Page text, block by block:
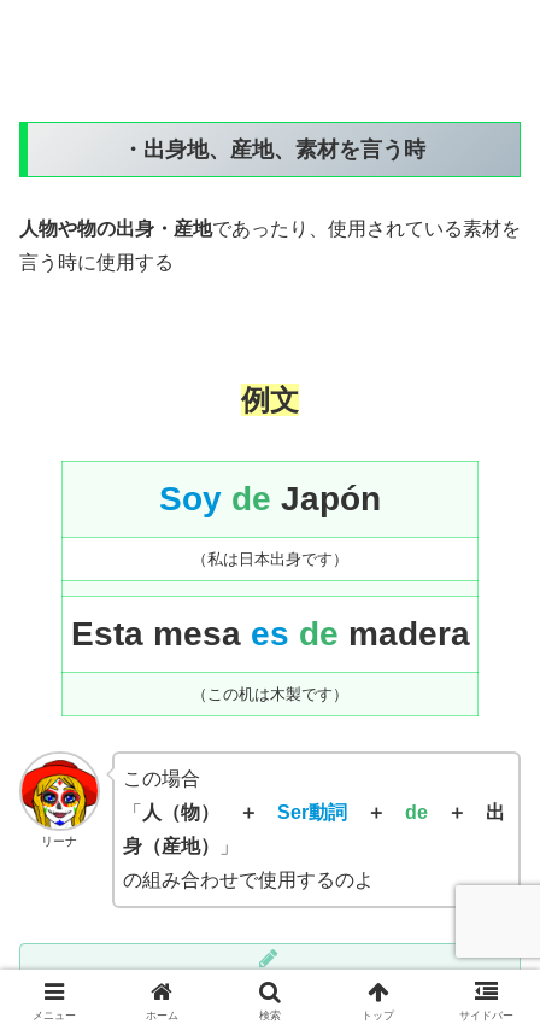
・出身地、産地、素材を言う時
人物や物の出身・産地であったり、使用されている素材を
言う時に使用する
例文
Soy de Japón
（私は日本出身です）
Esta mesa es de madera
（この机は木製です）
リーナ
この場合
「 人（物） ＋ Ser動詞 ＋ de＋ 出
身（産地）
」
の組み合わせで使用するのよ
人物や物の出身・産地・素材を言う時に「
ser動詞
メニュー ホーム 検索 トップ サイドバー